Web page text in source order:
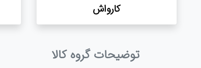
کارواش
توضیحات گروه کالا